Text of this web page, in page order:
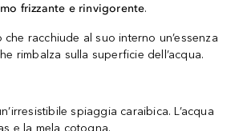
frizzante e rinvigorente.
racchiude al suo interno un’essenza
rimbalza sulla superficie dell’acqua.
spiaggia caraibica. L’acqua